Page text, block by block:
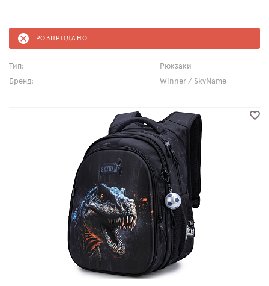
РОЗПРОДАНО
Тип:
Рюкзаки
Бренд:
Winner / SkyName